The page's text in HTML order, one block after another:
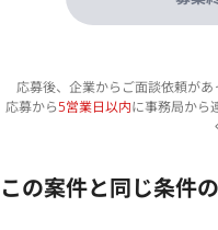
応募後、企業からご面談依頼があ
応募から5営業日以内に事務局から
この案件と同じ条件